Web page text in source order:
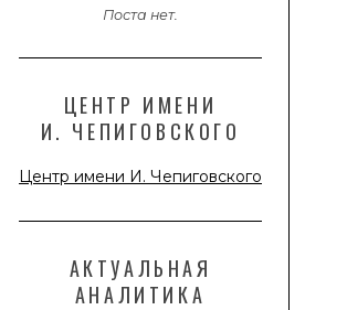
Поста нет.
ЦЕНТР ИМЕНИ
И. ЧЕПИГОВСКОГО
Центр имени И. Чепиговского
АКТУАЛЬНАЯ
АНАЛИТИКА